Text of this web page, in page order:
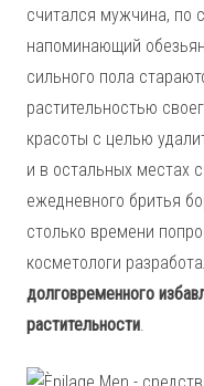
считался мужчина, по
напоминающий
сильного пола
растительностью
красоты с целью
и в остальных местах
ежедневного бритья
столько времени
косметологи
долговременного
растительности.